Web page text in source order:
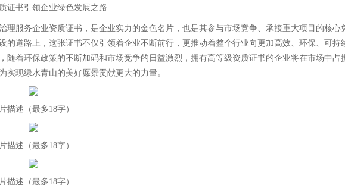
证书引领企业绿色发展之路
理服务企业资质证书，是企业实力的金色名片，也是其参与市场竞争、承接重大项目的核心
的道路上，这张证书不仅引领着企业不断前行，更推动着整个行业向更加高效、环保、可持
随着环保政策的不断加码和市场竞争的日益激烈，拥有高等级资质证书的企业将在市场中占
实现绿水青山的美好愿景贡献更大的力量。
描述（最多18字）
描述（最多18字）
描述（最多18字）